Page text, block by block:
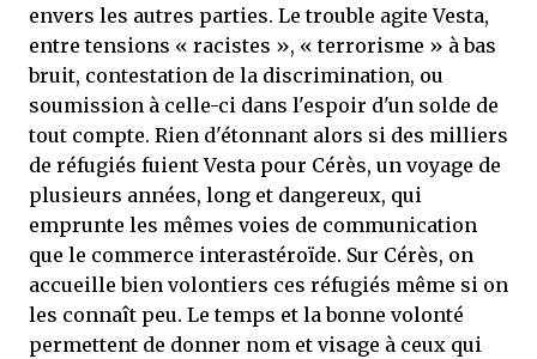
envers les autres parties. Le trouble agite Vesta,
entre tensions « racistes », « terrorisme » à bas
bruit, contestation de la discrimination, ou
soumission à celle-ci dans l'espoir d'un solde de
tout compte. Rien d'étonnant alors si des milliers
de réfugiés fuient Vesta pour Cérès, un voyage de
plusieurs années, long et dangereux, qui
emprunte les mêmes voies de communication
que le commerce interastéroïde. Sur Cérès, on
accueille bien volontiers ces réfugiés même si on
les connaît peu. Le temps et la bonne volonté
permettent de donner nom et visage à ceux qui